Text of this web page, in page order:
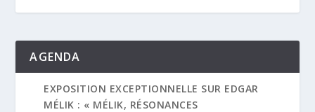
AGENDA
EXPOSITION EXCEPTIONNELLE SUR EDGAR
MÉLIK : « MÉLIK, RÉSONANCES